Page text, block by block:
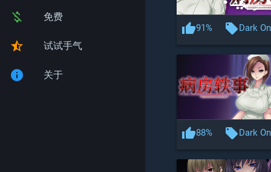
money_off 免费
star_half 试试手气
info 关于
thumb_up91% local_offerDark
thumb_up88% local_offerDark